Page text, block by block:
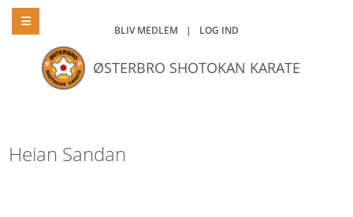
BLIV MEDLEM | LOG IND
ØSTERBRO SHOTOKAN KARATE
Heian Sandan